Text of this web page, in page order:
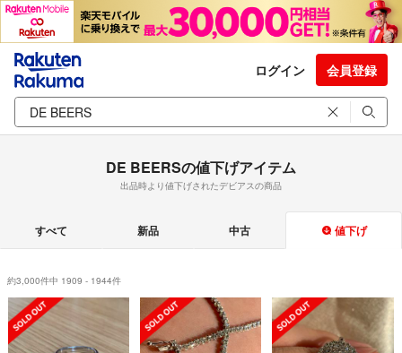
ログイン 会員登録
DE BEERSの値下げアイテム
出品時より値下げされたデビアスの商品
すべて 新品 中古 値下げ
約3,000件中 1909 - 1944件